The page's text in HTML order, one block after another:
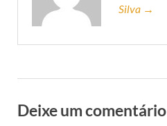
Silva →
Deixe um comentário